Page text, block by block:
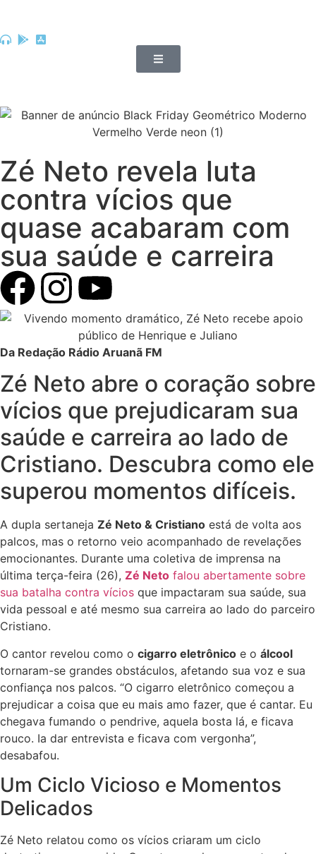
Zé Neto revela luta
contra vícios que
quase acabaram com
sua saúde e carreira
Da Redação Rádio Aruanã FM
Zé Neto abre o coração sobre
vícios que prejudicaram sua
saúde e carreira ao lado de
Cristiano. Descubra como ele
superou momentos difíceis.
A dupla sertaneja Zé Neto & Cristiano está de volta aos
palcos, mas o retorno veio acompanhado de revelações
emocionantes. Durante uma coletiva de imprensa na
última terça-feira (26), Zé Neto falou abertamente sobre
sua batalha contra vícios que impactaram sua saúde, sua
vida pessoal e até mesmo sua carreira ao lado do parceiro
Cristiano.
O cantor revelou como o cigarro eletrônico e o álcool
tornaram-se grandes obstáculos, afetando sua voz e sua
confiança nos palcos. “O cigarro eletrônico começou a
prejudicar a coisa que eu mais amo fazer, que é cantar. Eu
chegava fumando o pendrive, aquela bosta lá, e ficava
rouco. Ia dar entrevista e ficava com vergonha”,
desabafou.
Um Ciclo Vicioso e Momentos
Delicados
Zé Neto relatou como os vícios criaram um ciclo